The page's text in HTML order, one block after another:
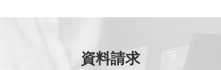
資料請求